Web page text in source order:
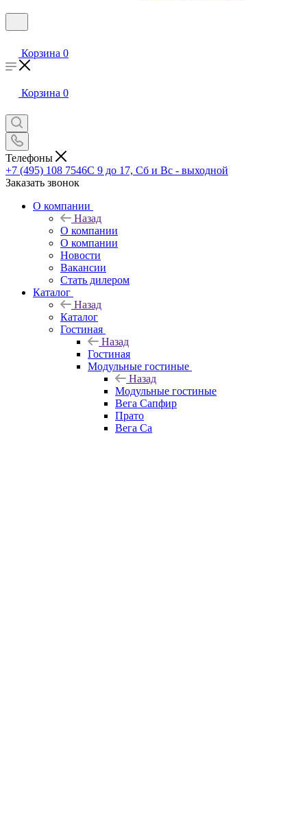
Корзина 0
Корзина 0
Телефоны
+7 (495) 108 7546С 9 до 17, Сб и Вс - выходной
Заказать звонок
О компании
Назад
О компании
О компании
Новости
Вакансии
Стать дилером
Каталог
Назад
Каталог
Гостиная
Назад
Гостиная
Модульные гостиные
Назад
Модульные гостиные
Вега Сапфир
Прато
Вега Са